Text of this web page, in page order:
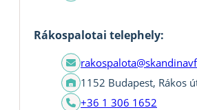
Rákospalotai telephely:
1152 Budapest, Rákos
+36 1 306 1652